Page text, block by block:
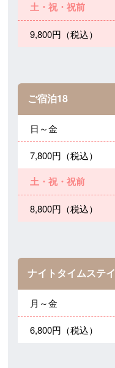
土・祝・祝前
9,800円（税込）
ご宿泊18
日～金
7,800円（税込）
土・祝・祝前
8,800円（税込）
ナイトタイムステイ
月～金
6,800円（税込）